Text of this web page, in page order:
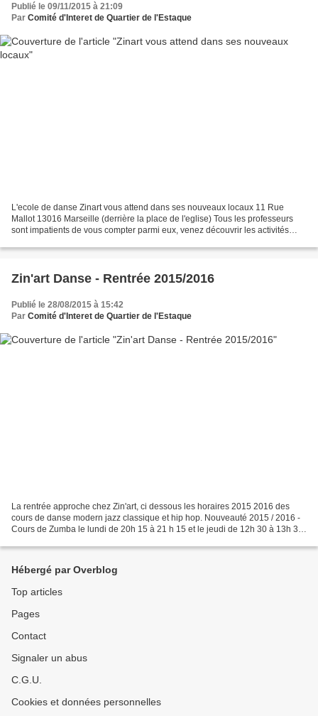
Publié le 09/11/2015 à 21:09
Par Comité d'Interet de Quartier de l'Estaque
L'ecole de danse Zinart vous attend dans ses nouveaux locaux 11 Rue
Mallot 13016 Marseille (derrière la place de l'eglise) Tous les professeurs
sont impatients de vous compter parmi eux, venez découvrir les activités
Zin'art Danse - Rentrée 2015/2016
Publié le 28/08/2015 à 15:42
Par Comité d'Interet de Quartier de l'Estaque
La rentrée approche chez Zin'art, ci dessous les horaires 2015 2016 des
cours de danse modern jazz classique et hip hop. Nouveauté 2015 / 2016 -
Cours de Zumba le lundi de 20h 15 à 21 h 15 et le jeudi de 12h 30 à 13h 30
Hébergé par Overblog
Top articles
Pages
Contact
Signaler un abus
C.G.U.
Cookies et données personnelles